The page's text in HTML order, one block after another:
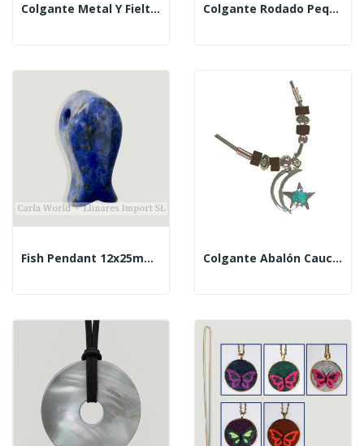
Colgante Metal Y Fieltro. Modelo Flor Colgante Rodado Pequeño Plano Con Cordon. Jaspe Ro
Fish Pendant 12x25mm Lapizlazuli Colgante Abalón Caucho Luna-Estrella Grande